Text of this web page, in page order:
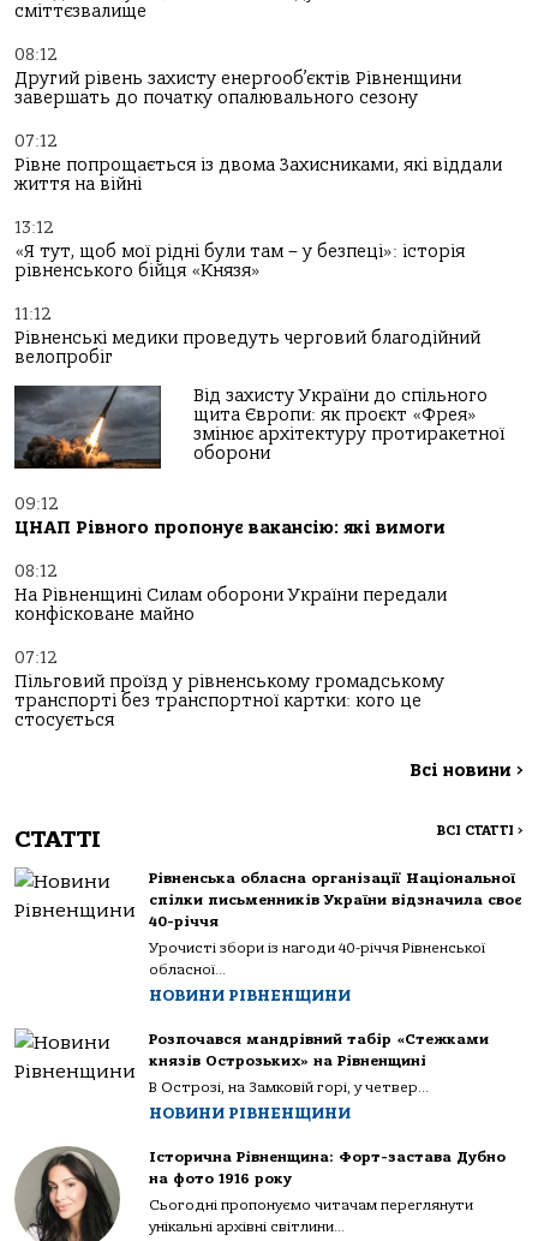
сміттєзвалище
08:12
Другий рівень захисту енергооб’єктів Рівненщини
завершать до початку опалювального сезону
07:12
Рівне попрощається із двома Захисниками, які віддали
життя на війні
13:12
«Я тут, щоб мої рідні були там – у безпеці»: історія
рівненського бійця «Князя»
11:12
Рівненські медики проведуть черговий благодійний
велопробіг
Від захисту України до спільного
щита Європи: як проєкт «Фрея»
змінює архітектуру протиракетної
оборони
09:12
ЦНАП Рівного пропонує вакансію: які вимоги
08:12
На Рівненщині Силам оборони України передали
конфісковане майно
07:12
Пільговий проїзд у рівненському громадському
транспорті без транспортної картки: кого це
стосується
Всі новини >
СТАТТІ ВСІ СТАТТІ >
Рівненська обласна організації Національної
спілки письменників України відзначила своє
40-річчя
Урочисті збори із нагоди 40-річчя Рівненської
обласної...
НОВИНИ РІВНЕНЩИНИ
Розпочався мандрівний табір «Стежками
князів Острозьких» на Рівненщині
В Острозі, на Замковій горі, у четвер...
НОВИНИ РІВНЕНЩИНИ
Історична Рівненщина: Форт-застава Дубно
на фото 1916 року
Сьогодні пропонуємо читачам переглянути
унікальні архівні світлини...